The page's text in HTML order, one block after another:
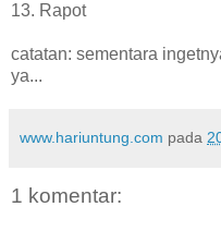
13. Rapot
catatan: sementara
ya...
www.hariuntung.com pada
1 komentar: